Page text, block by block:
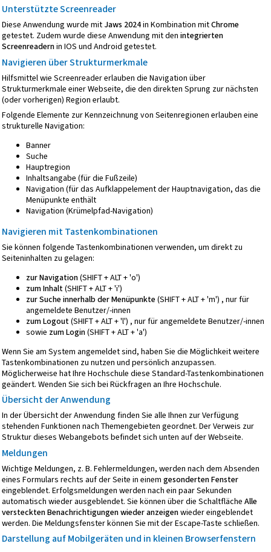
Unterstützte Screenreader
Diese Anwendung wurde mit Jaws 2024in Kombination mitChrome
getestet. Zudem wurde diese Anwendung mit den integrierten
Screenreadernin IOS und Android getestet.
Navigieren über Strukturmerkmale
Hilfsmittel wie Screenreader erlauben die Navigation über
Strukturmerkmale einer Webseite, die den direkten Sprung zur nächsten
(oder vorherigen) Region erlaubt.
Folgende Elemente zur Kennzeichnung von Seitenregionen erlauben eine
strukturelle Navigation:
Banner
Suche
Hauptregion
Inhaltsangabe (für die Fußzeile)
Navigation (für das Aufklappelement der Hauptnavigation, das die
Menüpunkte enthält
Navigation (Krümelpfad-Navigation)
Navigieren mit Tastenkombinationen
Sie können folgende Tastenkombinationen verwenden, um direkt zu
Seiteninhalten zu gelagen:
zur Navigation(SHIFT + ALT + 'o')
zum Inhalt(SHIFT + ALT + 'i')
zur Suche innerhalb der Menüpunkte(SHIFT + ALT + 'm') , nur für
angemeldete Benutzer/-innen
zum Logout(SHIFT + ALT + 'l') , nur für angemeldete Benutzer/-innen
sowie zum Login(SHIFT + ALT + 'a')
Wenn Sie am System angemeldet sind, haben Sie die Möglichkeit weitere
Tastenkombinationen zu nutzen und persönlich anzupassen.
Möglicherweise hat Ihre Hochschule diese Standard-Tastenkombinationen
geändert. Wenden Sie sich bei Rückfragen an Ihre Hochschule.
Übersicht der Anwendung
In der Übersicht der Anwendung finden Sie alle Ihnen zur Verfügung
stehenden Funktionen nach Themengebieten geordnet. Der Verweis zur
Struktur dieses Webangebots befindet sich unten auf der Webseite.
Meldungen
Wichtige Meldungen, z. B. Fehlermeldungen, werden nach dem Absenden
eines Formulars rechts auf der Seite in einem gesonderten Fenster
eingeblendet. Erfolgsmeldungen werden nach ein paar Sekunden
automatisch wieder ausgeblendet. Sie können über die Schaltfläche Alle
versteckten Benachrichtigungen wieder anzeigenwieder eingeblendet
werden. Die Meldungsfenster können Sie mit der Escape-Taste schließen.
Darstellung auf Mobilgeräten und in kleinen Browserfenstern